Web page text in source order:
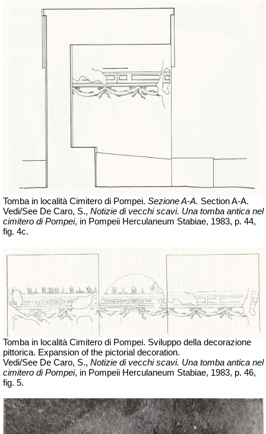
Tomba in località Cimitero di Pompei. Sezione A-A. SectionA-A.
Vedi/See De Caro, S., Notizie di vecchi scavi. Una tomba antica nel
cimitero di Pompei, in Pompeii Herculaneum Stabiae, 1983, p. 44,
fig. 4c.
Tomba in località Cimitero di Pompei. Sviluppo della decorazione
pittorica. Expansion of the pictorial decoration.
Vedi/See De Caro, S., Notizie di vecchi scavi. Una tomba antica nel
cimitero di Pompei, in Pompeii Herculaneum Stabiae, 1983, p. 46,
fig. 5.